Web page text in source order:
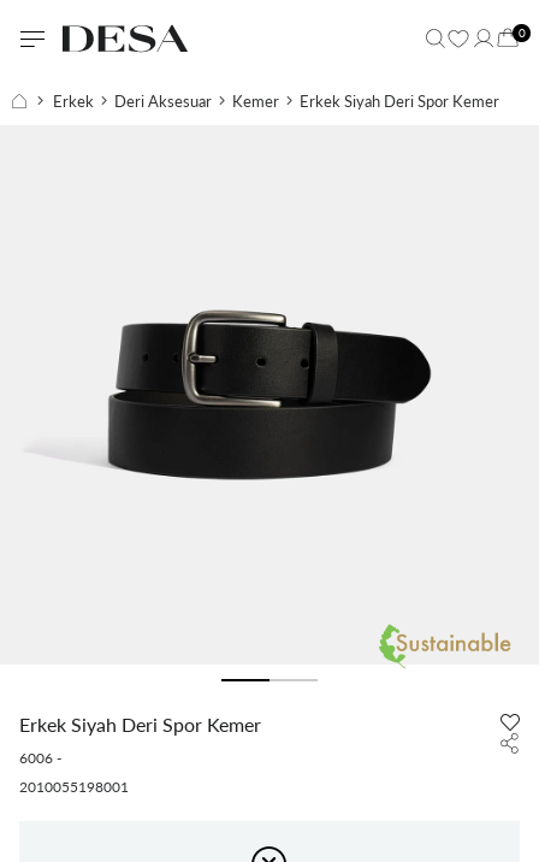
0
Erkek Deri Aksesuar Kemer Erkek Siyah Deri Spor Kemer
Erkek Siyah Deri Spor Kemer
6006 -
2010055198001